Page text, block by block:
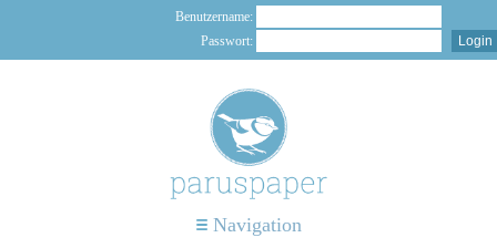
Benutzername:
Passwort:
Navigation